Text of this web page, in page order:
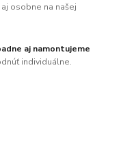
osobne na našej
aj namontujeme
individuálne.